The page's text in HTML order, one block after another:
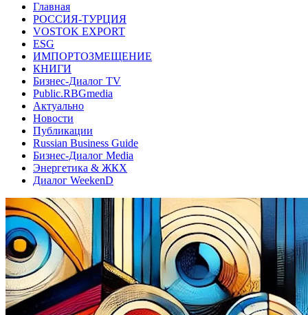
Главная
РОССИЯ-ТУРЦИЯ
VOSTOK EXPORT
ESG
ИМПОРТОЗМЕЩЕНИЕ
КНИГИ
Бизнес-Диалог TV
Public.RBGmedia
Актуально
Новости
Публикации
Russian Business Guide
Бизнес-Диалог Media
Энергетика & ЖКХ
Диалог WeekenD